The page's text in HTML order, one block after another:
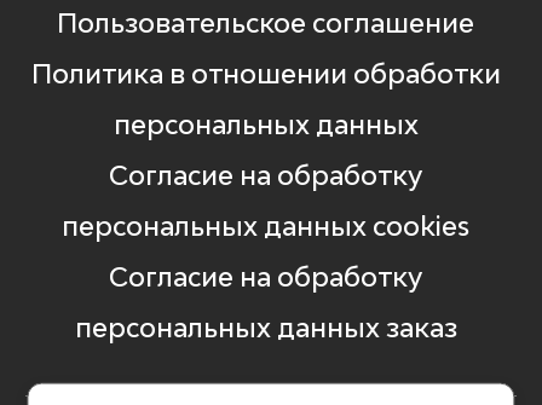
Пользовательское соглашение
Политика в отношении обработки
персональных данных
Согласие на обработку
персональных данных cookies
Согласие на обработку
персональных данных заказ